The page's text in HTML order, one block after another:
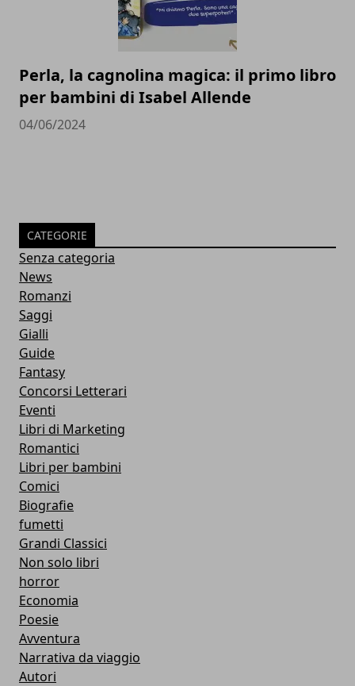
Perla, la cagnolina magica: il primo libro
per bambini di Isabel Allende
04/06/2024
CATEGORIE
Senza categoria
News
Romanzi
Saggi
Gialli
Guide
Fantasy
Concorsi Letterari
Eventi
Libri di Marketing
Romantici
Libri per bambini
Comici
Biografie
fumetti
Grandi Classici
Non solo libri
horror
Economia
Poesie
Avventura
Narrativa da viaggio
Autori